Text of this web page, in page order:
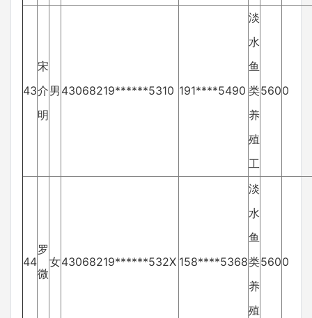
43
宋
介
明
男 43068219******5310 191****5490
淡
水
鱼
类
养
殖
工
5600
44
罗
微
女43068219******532X 158****5368
淡
水
鱼
类
养
殖
5600